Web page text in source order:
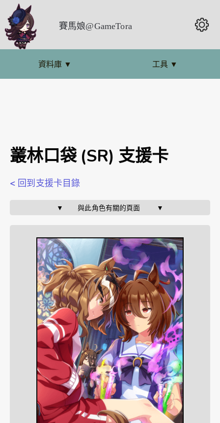
賽馬娘@GameTora
資料庫 ▼ 工具 ▼
叢林口袋 (SR) 支援卡
< 回到支援卡目錄
▼       與此角色有關的頁面        ▼